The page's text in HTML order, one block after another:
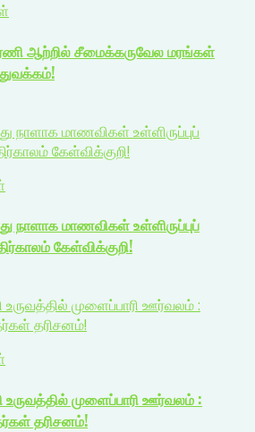
ஆற்றில் சீமைக்கருவேல மரங்கள்
நாளாக மாணவிகள் உள்ளிருப்புப்
கேள்விக்குறி!
நாளாக மாணவிகள் உள்ளிருப்புப்
கேள்விக்குறி!
உருவத்தில் முளைப்பாரி ஊர்வலம் :
தரிசனம்!
உருவத்தில் முளைப்பாரி ஊர்வலம் :
தரிசனம்!